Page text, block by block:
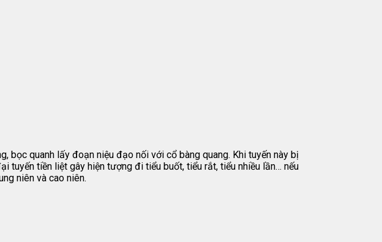
bọc quanh lấy đoạn niệu đạo nối với cổ bàng quang. Khi tuyến này bị
tuyến tiền liệt gây hiện tượng đi tiểu buốt, tiểu rắt, tiểu nhiều lần… nếu
niên và cao niên.